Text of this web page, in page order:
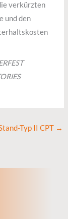
verkürzten
und den
Typ II CPT →